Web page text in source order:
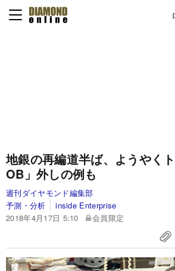
地銀の再編道半ば、ようやく
OB」外しの例も
週刊ダイヤモンド編集部
予測・分析
inside Enterprise
2018年4月17日 5:10
会員限定